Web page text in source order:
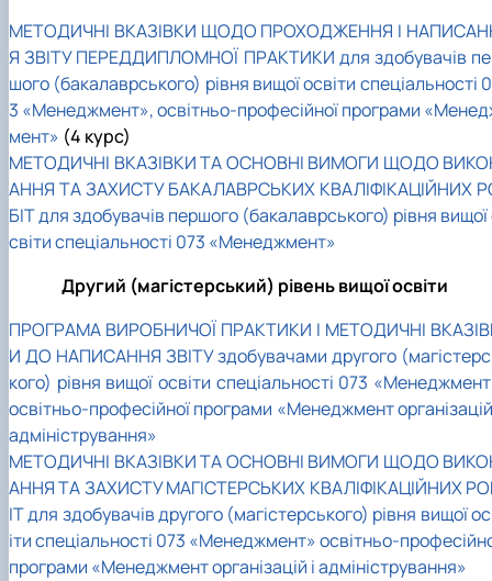
МЕТОДИЧНІ ВКАЗІВКИ ЩОДО ПРОХОДЖЕННЯ І
Я ЗВІТУ ПЕРЕДДИПЛОМНОЇ ПРАКТИКИ для здобувачів
шого (бакалаврського) рівня вищої освіти спеціальності
3 «Менеджмент», освітньо-професійної програми
мент» (4 курс)
МЕТОДИЧНІ ВКАЗІВКИ ТА ОСНОВНІ ВИМОГИ ЩОДО
АННЯ ТА ЗАХИСТУ БАКАЛАВРСЬКИХ КВАЛІФІКАЦІЙНИХ
БІТ для здобувачів першого (бакалаврського) рівня вищої
світи спеціальності 073 «Менеджмент»
Другий (магістерський) рівень вищої освіти
ПРОГРАМА ВИРОБНИЧОЇ ПРАКТИКИ І МЕТОДИЧНІ
И ДО НАПИСАННЯ ЗВІТУ здобувачами другого
кого) рівня вищої освіти спеціальності 073
освітньо-професійної програми «Менеджмент організацій
адміністрування»
МЕТОДИЧНІ ВКАЗІВКИ ТА ОСНОВНІ ВИМОГИ ЩОДО
АННЯ ТА ЗАХИСТУ МАГІСТЕРСЬКИХ КВАЛІФІКАЦІЙНИХ
ІТ для здобувачів другого (магістерського) рівня вищої
іти спеціальності 073 «Менеджмент» освітньо-
програми «Менеджмент організацій і адміністрування»